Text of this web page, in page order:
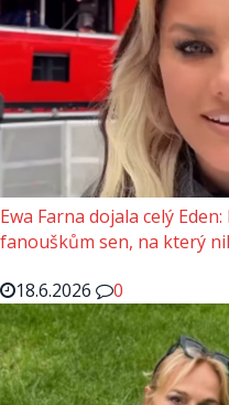
Ewa Farna dojala celý
fanouškům sen, na který
18.6.2026
0